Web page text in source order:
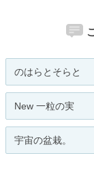
のはらとそらと
New 一粒の実
宇宙の盆栽。